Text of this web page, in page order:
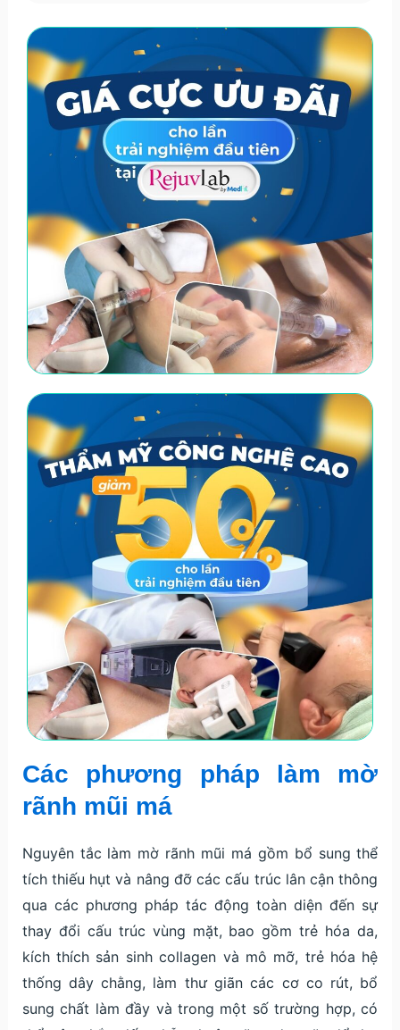
Các phương pháp làm mờ
rãnh mũi má
Nguyên tắc làm mờ rãnh mũi má gồm bổ sung thể
tích thiếu hụt và nâng đỡ các cấu trúc lân cận thông
qua các phương pháp tác động toàn diện đến sự
thay đổi cấu trúc vùng mặt, bao gồm trẻ hóa da,
kích thích sản sinh collagen và mô mỡ, trẻ hóa hệ
thống dây chằng, làm thư giãn các cơ co rút, bổ
sung chất làm đầy và trong một số trường hợp, có